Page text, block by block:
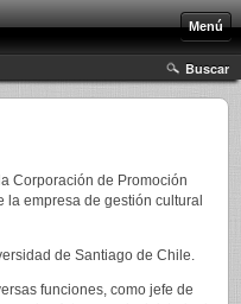
Menú
Buscar
Corporación de Promoción
la empresa de gestión cultural
de Santiago de Chile.
funciones, como jefe de